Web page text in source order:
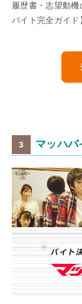
履歴書・志望動
バイト完全ガイド
マッハバ